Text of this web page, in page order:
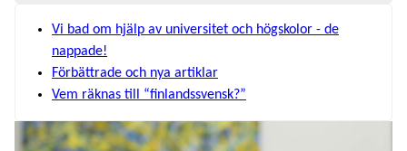
Vi bad om hjälp av universitet och högskolor - de
nappade!
Förbättrade och nya artiklar
Vem räknas till “finlandssvensk?”